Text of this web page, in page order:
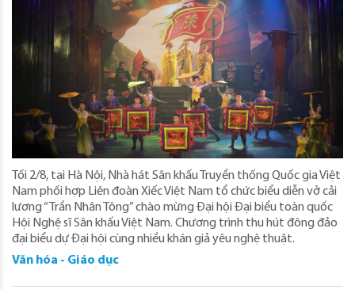
Tối 2/8, tại Hà Nội, Nhà hát Sân khấu Truyền thống Quốc gia Việt
Nam phối hợp Liên đoàn Xiếc Việt Nam tổ chức biểu diễn vở cải
lương “Trần Nhân Tông” chào mừng Đại hội Đại biểu toàn quốc
Hội Nghệ sĩ Sân khấu Việt Nam. Chương trình thu hút đông đảo
đại biểu dự Đại hội cùng nhiều khán giả yêu nghệ thuật.
Văn hóa - Giáo dục